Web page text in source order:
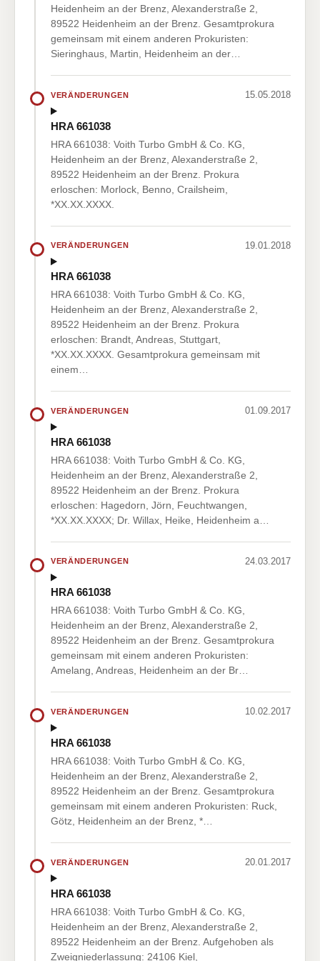
Heidenheim an der Brenz, Alexanderstraße 2,
89522 Heidenheim an der Brenz. Gesamtprokura
gemeinsam mit einem anderen Prokuristen:
Sieringhaus, Martin, Heidenheim an der…
VERÄNDERUNGEN 15.05.2018
HRA 661038
HRA 661038: Voith Turbo GmbH & Co. KG,
Heidenheim an der Brenz, Alexanderstraße 2,
89522 Heidenheim an der Brenz. Prokura
erloschen: Morlock, Benno, Crailsheim,
*XX.XX.XXXX.
VERÄNDERUNGEN 19.01.2018
HRA 661038
HRA 661038: Voith Turbo GmbH & Co. KG,
Heidenheim an der Brenz, Alexanderstraße 2,
89522 Heidenheim an der Brenz. Prokura
erloschen: Brandt, Andreas, Stuttgart,
*XX.XX.XXXX. Gesamtprokura gemeinsam mit
einem…
VERÄNDERUNGEN 01.09.2017
HRA 661038
HRA 661038: Voith Turbo GmbH & Co. KG,
Heidenheim an der Brenz, Alexanderstraße 2,
89522 Heidenheim an der Brenz. Prokura
erloschen: Hagedorn, Jörn, Feuchtwangen,
*XX.XX.XXXX; Dr. Willax, Heike, Heidenheim a…
VERÄNDERUNGEN 24.03.2017
HRA 661038
HRA 661038: Voith Turbo GmbH & Co. KG,
Heidenheim an der Brenz, Alexanderstraße 2,
89522 Heidenheim an der Brenz. Gesamtprokura
gemeinsam mit einem anderen Prokuristen:
Amelang, Andreas, Heidenheim an der Br…
VERÄNDERUNGEN 10.02.2017
HRA 661038
HRA 661038: Voith Turbo GmbH & Co. KG,
Heidenheim an der Brenz, Alexanderstraße 2,
89522 Heidenheim an der Brenz. Gesamtprokura
gemeinsam mit einem anderen Prokuristen: Ruck,
Götz, Heidenheim an der Brenz, *…
VERÄNDERUNGEN 20.01.2017
HRA 661038
HRA 661038: Voith Turbo GmbH & Co. KG,
Heidenheim an der Brenz, Alexanderstraße 2,
89522 Heidenheim an der Brenz. Aufgehoben als
Zweigniederlassung: 24106 Kiel,